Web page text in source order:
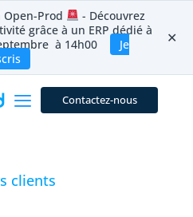
Prod
- Découvrez
grâce à un ERP dédié à
à 14h00
Je
✕
Contactez-nous
clients